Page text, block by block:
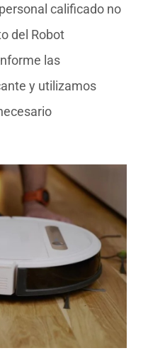
calificado no
del Robot
las
y utilizamos